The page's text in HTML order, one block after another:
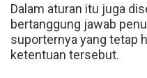
Dalam aturan itu juga
bertanggung jawab
suporternya yang tetap
ketentuan tersebut.